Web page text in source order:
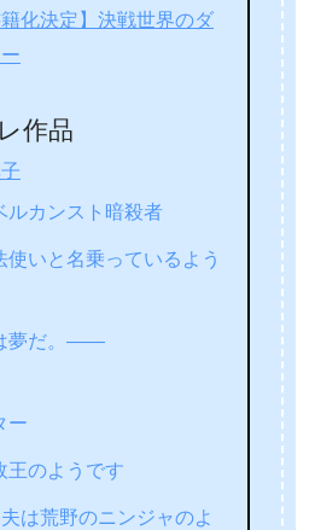
籍化決定】決戦世界のダ
作品
ルカンスト暗殺者
使いと名乗っているよう
夢だ。――
ー
王のようです
夫は荒野のニンジャのよ